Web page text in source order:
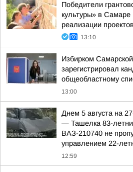
Победители
культуры» в Самаре
реализации проектов
13:10
Избирком
зарегистрировал
общеобластному
13:00
Днем 5 августа на
— Ташелка 83-
ВАЗ-210740 не
управлением 22-
12:59